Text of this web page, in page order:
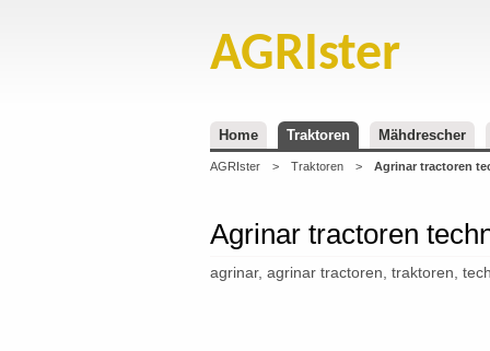
AGRIster
Home Traktoren Mähdrescher
AGRIster > Traktoren > Agrinar tractoren
Agrinar tractoren
agrinar, agrinar tractoren, traktoren,